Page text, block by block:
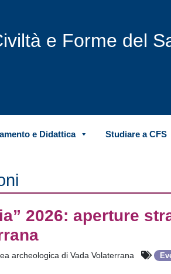
e Forme del
e Didattica Studiare a CFS
2026: aperture
archeologica di Vada Volaterrana